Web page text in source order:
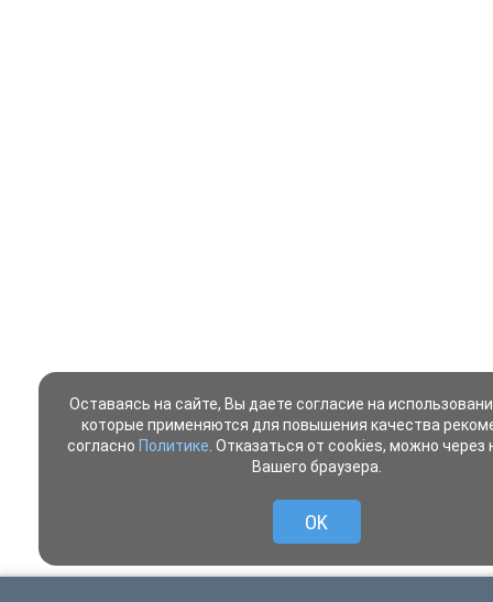
Оставаясь на сайте, Вы даете согласие на
которые применяются для повышения качества
согласно Политике . Отказаться от cookies, можно через
Вашего браузера.
OK